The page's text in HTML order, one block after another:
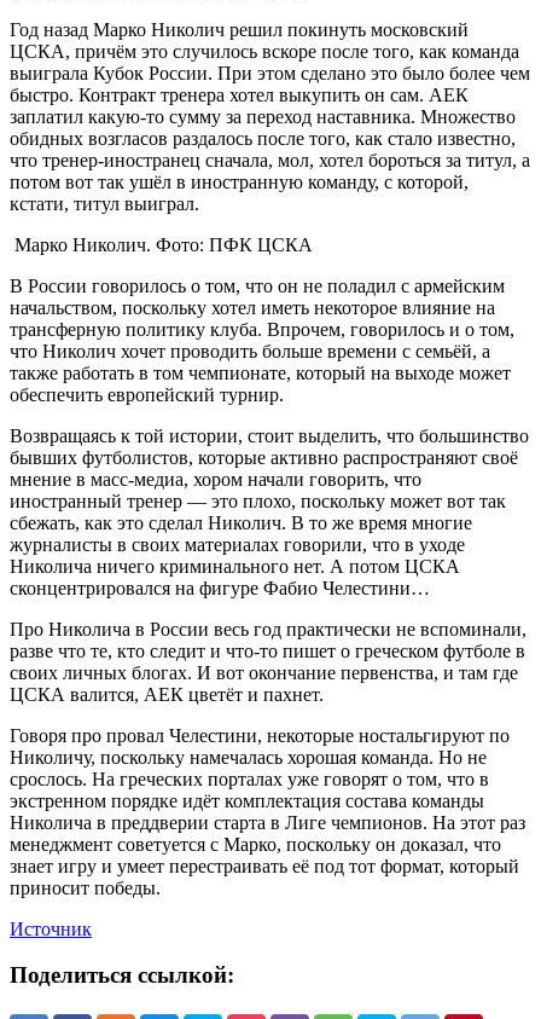
Год назад Марко Николич решил покинуть московский
ЦСКА, причём это случилось вскоре после того, как команда
выиграла Кубок России. При этом сделано это было более чем
быстро. Контракт тренера хотел выкупить он сам. АЕК
заплатил какую-то сумму за переход наставника. Множество
обидных возгласов раздалось после того, как стало известно,
что тренер-иностранец сначала, мол, хотел бороться за титул, а
потом вот так ушёл в иностранную команду, с которой,
кстати, титул выиграл.
Марко Николич. Фото: ПФК ЦСКА
В России говорилось о том, что он не поладил с армейским
начальством, поскольку хотел иметь некоторое влияние на
трансферную политику клуба. Впрочем, говорилось и о том,
что Николич хочет проводить больше времени с семьёй, а
также работать в том чемпионате, который на выходе может
обеспечить европейский турнир.
Возвращаясь к той истории, стоит выделить, что большинство
бывших футболистов, которые активно распространяют своё
мнение в масс-медиа, хором начали говорить, что
иностранный тренер — это плохо, поскольку может вот так
сбежать, как это сделал Николич. В то же время многие
журналисты в своих материалах говорили, что в уходе
Николича ничего криминального нет. А потом ЦСКА
сконцентрировался на фигуре Фабио Челестини…
Про Николича в России весь год практически не вспоминали,
разве что те, кто следит и что-то пишет о греческом футболе в
своих личных блогах. И вот окончание первенства, и там где
ЦСКА валится, АЕК цветёт и пахнет.
Говоря про провал Челестини, некоторые ностальгируют по
Николичу, поскольку намечалась хорошая команда. Но не
срослось. На греческих порталах уже говорят о том, что в
экстренном порядке идёт комплектация состава команды
Николича в преддверии старта в Лиге чемпионов. На этот раз
менеджмент советуется с Марко, поскольку он доказал, что
знает игру и умеет перестраивать её под тот формат, который
приносит победы.
Источник
Поделиться ссылкой: